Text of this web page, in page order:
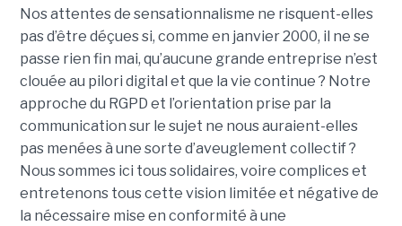
Nos attentes de sensationnalisme ne risquent-elles
pas d’être déçues si, comme en janvier 2000, il ne se
passe rien fin mai, qu’aucune grande entreprise n’est
clouée au pilori digital et que la vie continue ? Notre
approche du RGPD et l’orientation prise par la
communication sur le sujet ne nous auraient-elles
pas menées à une sorte d’aveuglement collectif ?
Nous sommes ici tous solidaires, voire complices et
entretenons tous cette vision limitée et négative de
la nécessaire mise en conformité à une